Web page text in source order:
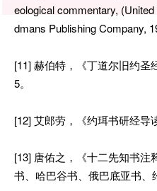
eological commentary,
dmans Publishing Company,
[11] 赫伯特，《丁道尔旧约圣
5。
[12] 艾郎劳，《约珥书研经导
[13] 唐佑之，《十二先知书
书、哈巴谷书、俄巴底亚书、